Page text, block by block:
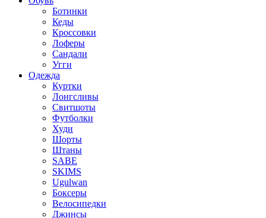
Ботинки
Кеды
Кроссовки
Лоферы
Сандали
Угги
Одежда
Куртки
Лонгсливы
Свитшоты
Футболки
Худи
Шорты
Штаны
SABE
SKIMS
Ugulwan
Боксеры
Велосипедки
Джинсы